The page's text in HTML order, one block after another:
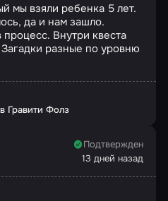
мы взяли ребенка 5 лет.
да и нам зашло.
Внутри квеста
разные по уровню
Гравити Фолз
Подтвержден
13 дней назад